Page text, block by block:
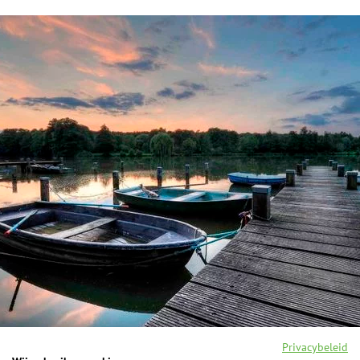
Privacybeleid